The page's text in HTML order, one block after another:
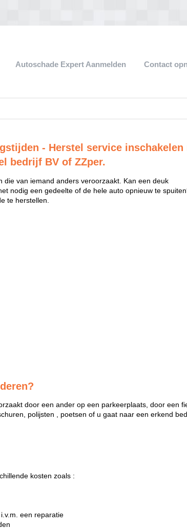
Autoschade Expert Aanmelden Contact
- Herstel service inschakelen
bedrijf BV of ZZper.
die van iemand anders veroorzaakt. Kan een deuk
nodig een gedeelte of de hele auto opnieuw te
te herstellen.
door een ander op een parkeerplaats, door een
polijsten , poetsen of u gaat naar een erkend
kosten zoals :
een reparatie